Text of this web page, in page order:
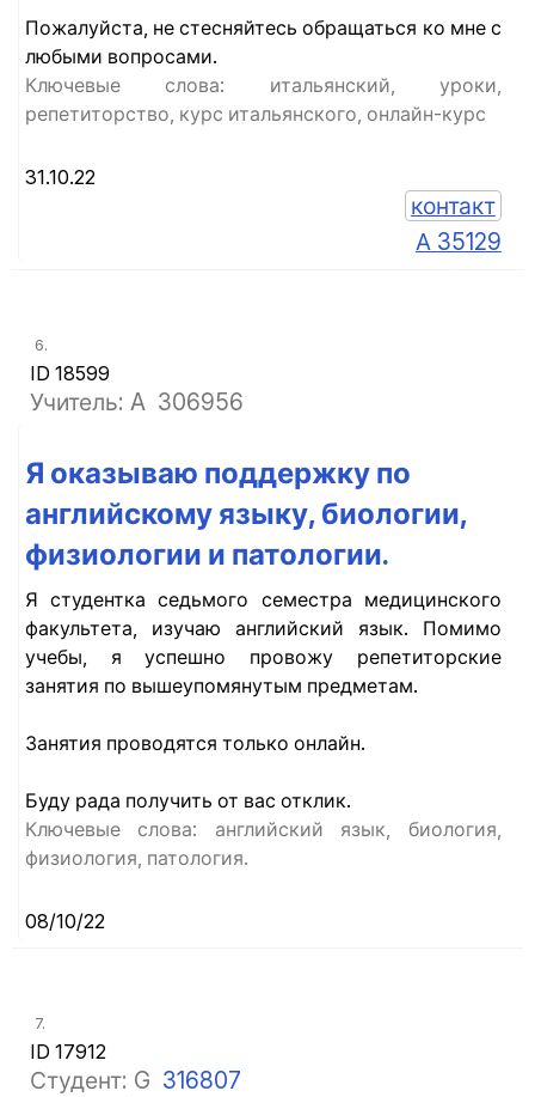
Пожалуйста, не стесняйтесь обращаться ко мне с
любыми вопросами.
Ключевые слова: итальянский, уроки,
репетиторство, курс итальянского, онлайн-курс
31.10.22
контакт
А 35129
6.
ID 18599
Учитель: A 306956
Я оказываю поддержку по
английскому языку, биологии,
физиологии и патологии.
Я студентка седьмого семестра медицинского
факультета, изучаю английский язык. Помимо
учебы, я успешно провожу репетиторские
занятия по вышеупомянутым предметам.
Занятия проводятся только онлайн.
Буду рада получить от вас отклик.
Ключевые слова: английский язык, биология,
физиология, патология.
08/10/22
7.
ID 17912
Студент: G 316807